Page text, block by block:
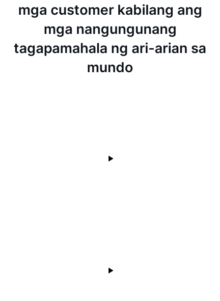
mga customer kabilang ang
mga nangungunang
tagapamahala ng ari-arian sa
mundo